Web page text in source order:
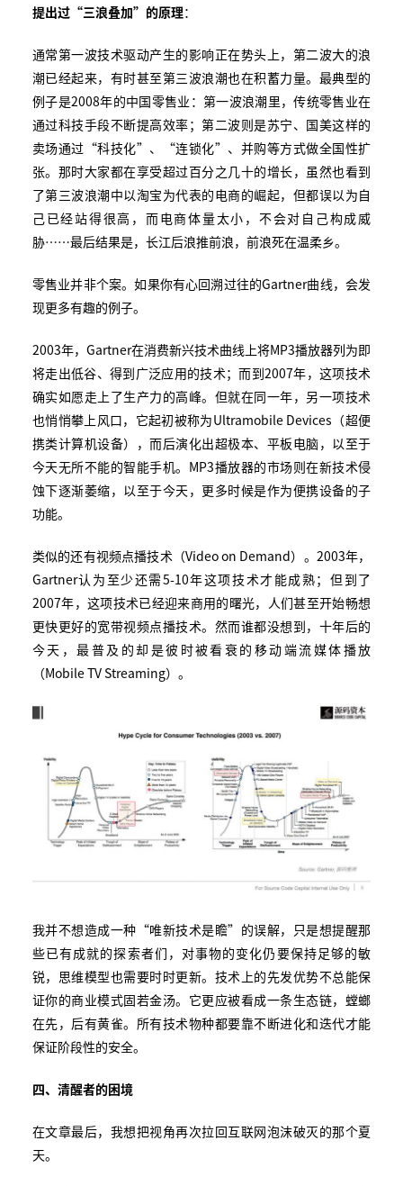
提出过“三浪叠加” 的原理：
通常第一波技术驱动产生的影响正在势头上，第二波大的浪
潮已经起来，有时甚至第三波浪潮也在积蓄力量。最典型的
例子是2008年的中国零售业：第一波浪潮里，传统零售业在
通过科技手段不断提高效率；第二波则是苏宁、国美这样的
卖场通过“科技化”、“连锁化”、并购等方式做全国性扩
张。那时大家都在享受超过百分之几十的增长，虽然也看到
了第三波浪潮中以淘宝为代表的电商的崛起，但都误以为自
己已经站得很高，而电商体量太小，不会对自己构成威
胁……最后结果是，长江后浪推前浪，前浪死在温柔乡。
零售业并非个案。如果你有心回溯过往的Gartner曲线，会发
现更多有趣的例子。
2003年，Gartner在消费新兴技术曲线上将MP3播放器列为即
将走出低谷、得到广泛应用的技术；而到2007年，这项技术
确实如愿走上了生产力的高峰。但就在同一年，另一项技术
也悄悄攀上风口，它起初被称为Ultramobile Devices（超便
携类计算机设备），而后演化出超极本、平板电脑，以至于
今天无所不能的智能手机。MP3播放器的市场则在新技术侵
蚀下逐渐萎缩，以至于今天，更多时候是作为便携设备的子
功能。
类似的还有视频点播技术（Video on Demand）。2003年，
Gartner认为至少还需5-10年这项技术才能成熟；但到了
2007年，这项技术已经迎来商用的曙光，人们甚至开始畅想
更快更好的宽带视频点播技术。然而谁都没想到，十年后的
今天，最普及的却是彼时被看衰的移动端流媒体播放
（Mobile TV Streaming）。
我并不想造成一种“唯新技术是瞻”的误解，只是想提醒那
些已有成就的探索者们，对事物的变化仍要保持足够的敏
锐，思维模型也需要时时更新。技术上的先发优势不总能保
证你的商业模式固若金汤。它更应被看成一条生态链，螳螂
在先，后有黄雀。所有技术物种都要靠不断进化和迭代才能
保证阶段性的安全。
四、清醒者的困境
在文章最后，我想把视角再次拉回互联网泡沫破灭的那个夏
天。